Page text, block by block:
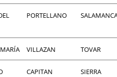
PORTELLANO
VILLAZAN TOVAR
CAPITAN SIERRA